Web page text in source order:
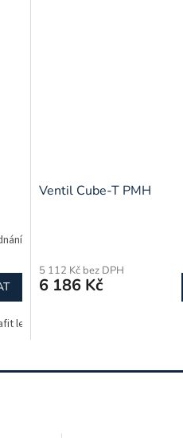
lesklý 07
Ventil Cube-T PMH
5 112 Kč bez DPH
6 186 Kč